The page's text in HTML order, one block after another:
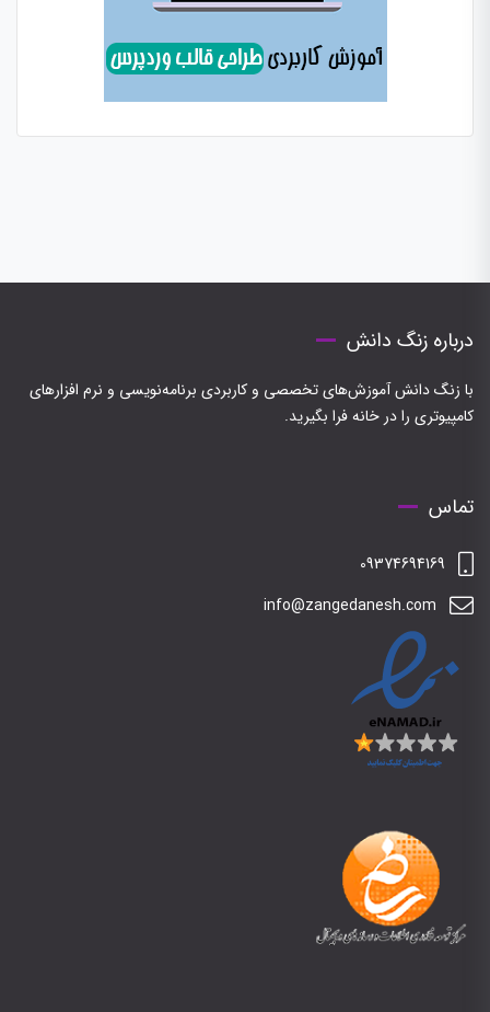
درباره زنگ دانش
با زنگ دانش آموزش‌های تخصصی و کاربردی برنامه‌نویسی و نرم افزارهای
کامپیوتری را در خانه فرا بگیرید.
تماس
09374694169
info@zangedanesh.com